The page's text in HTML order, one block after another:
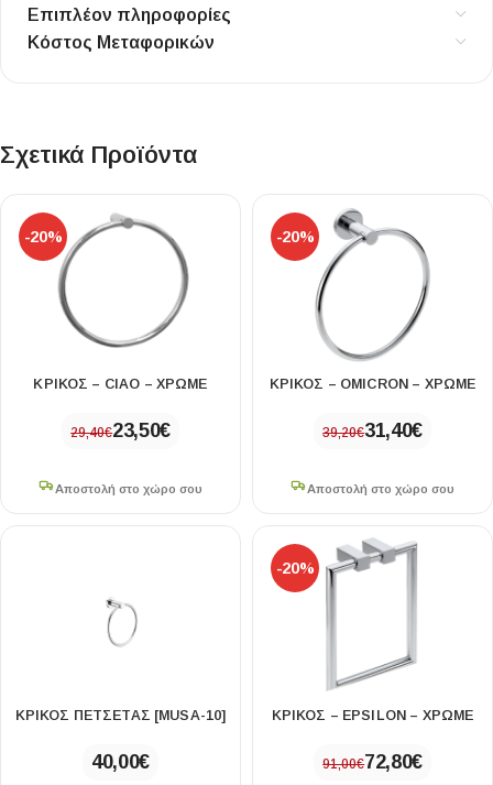
Επιπλέον πληροφορίες
Κόστος Μεταφορικών
Σχετικά Προϊόντα
-20%
ΚΡΙΚΟΣ – CIAO – ΧΡΩΜΕ
29,40€23,50€
Αποστολή στο χώρο σου
-20%
ΚΡΙΚΟΣ – OMICRON – ΧΡΩΜΕ
39,20€31,40€
Αποστολή στο χώρο σου
ΚΡΙΚΟΣ ΠΕΤΣΕΤΑΣ [MUSA-10]
40,00€
-20%
ΚΡΙΚΟΣ – EPSILON – ΧΡΩΜΕ
91,00€72,80€